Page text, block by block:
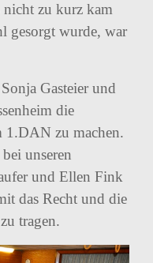
nicht zu kurz kam
gesorgt wurde, war
Gasteier und
die
zu machen.
unseren
und Ellen Fink
das Recht und die
tragen.